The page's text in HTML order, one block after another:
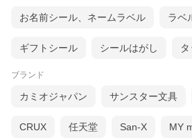
お名前シール、ネームラベル ラベ
ギフトシール シールはがし
ブランド
カミオジャパン サンスター文具
CRUX 任天堂 San-X MY